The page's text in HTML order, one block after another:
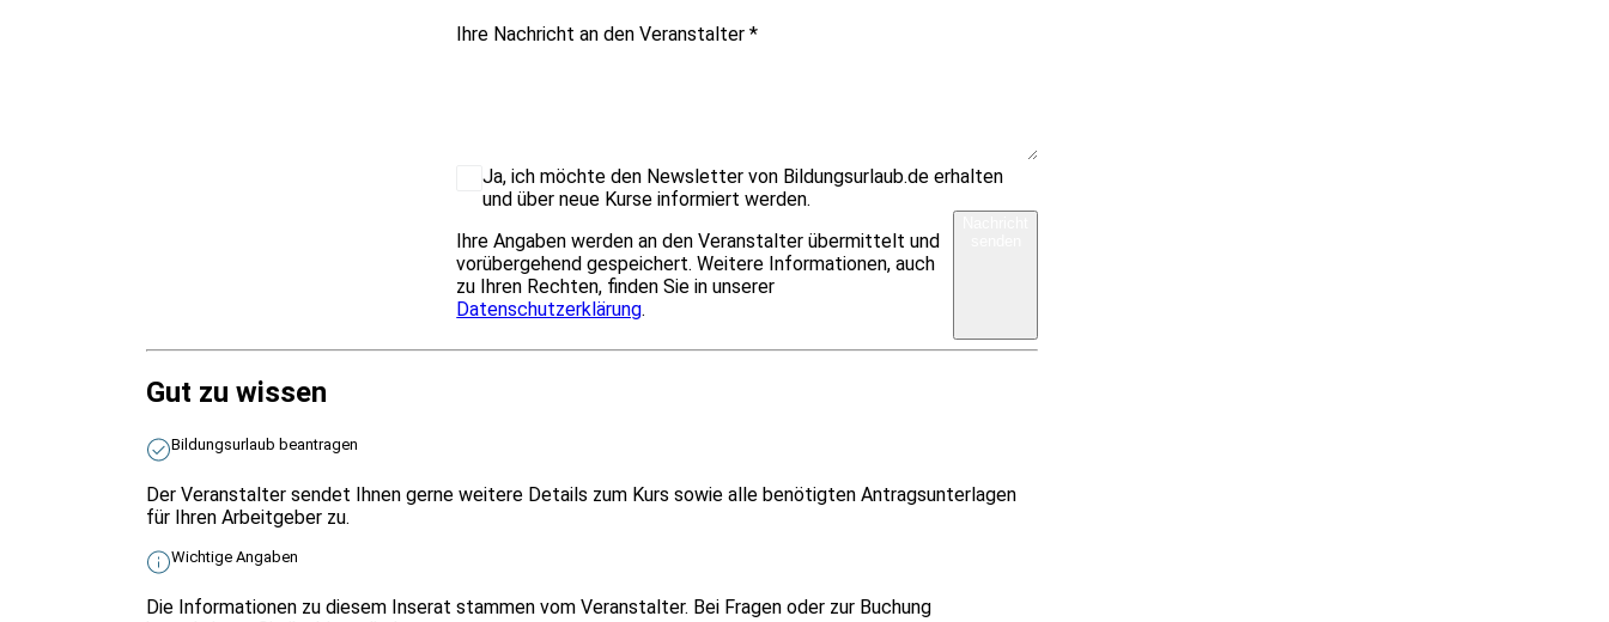
Ihre Nachricht an den Veranstalter*
Ja, ich möchte den Newsletter von Bildungsurlaub.de erhalten
und über neue Kurse informiert werden.
Ihre Angaben werden an den Veranstalter übermittelt und
vorübergehend gespeichert. Weitere Informationen, auch
zu Ihren Rechten, finden Sie in unserer
Datenschutzerklärung.
Gut zu wissen
Bildungsurlaub beantragen
Der Veranstalter sendet Ihnen gerne weitere Details zum Kurs sowie alle benötigten Antragsunterlagen
für Ihren Arbeitgeber zu.
Wichtige Angaben
Die Informationen zu diesem Inserat stammen vom Veranstalter. Bei Fragen oder zur Buchung